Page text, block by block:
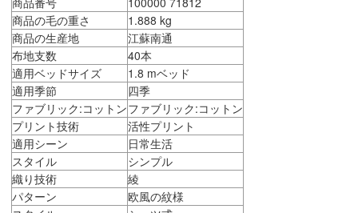
商品の毛の重さ
1.888 kg
商品の生産地
江蘇南通
布地支数
40本
適用ベッドサイズ
1.8 mベッド
適用季節
四季
ファブリック:コットンファブリック:コットン
プリント技術
活性プリント
適用シーン
日常生活
スタイル
シンプル
織り技術
綾
パターン
欧風の紋様